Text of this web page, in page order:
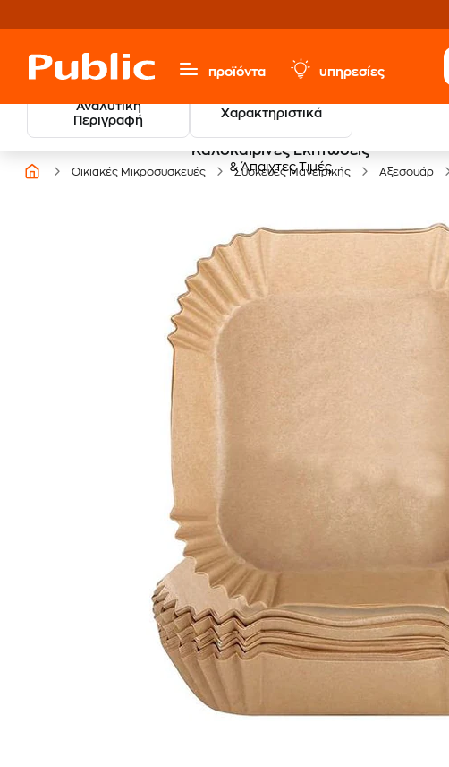
προϊόντα υπηρεσίες
Αναλυτική
Περιγραφή
Χαρακτηριστικά
Καλοκαιρινές Εκπτώσεις
& Άπαιχτες Τιμές
Οικιακές Μικροσυσκευές Συσκευές Μαγειρικής Αξεσουάρ